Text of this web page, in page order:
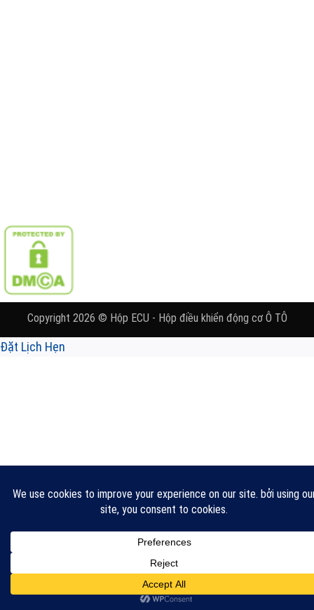
Copyright 2026 © Hộp ECU - Hộp điều khiển động cơ Ô TÔ
Đặt Lịch Hẹn